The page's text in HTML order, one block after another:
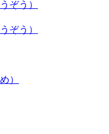
ぞう）
ぞう）
）